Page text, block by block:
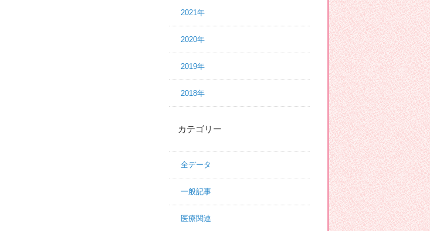
2021年
2020年
2019年
2018年
カテゴリー
全データ
一般記事
医療関連